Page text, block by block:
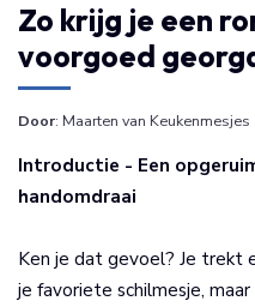
Zo krijg je een
voorgoed
Door: Maarten van Keukenmesjes
Introductie - Een
handomdraai
Ken je dat gevoel? Je trekt
je favoriete schilmesje,